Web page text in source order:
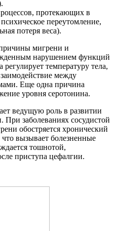
протекающих в
переутомление,
потеря веса).
мигрени и
нарушением функций
температуру тела,
между
Еще одна причина
уровня серотонина.
ведущую роль в развитии
При заболеваниях сосудистой
обостряется хронический
вызывает болезненные
тошнотой,
приступа цефалгии.